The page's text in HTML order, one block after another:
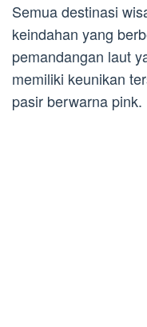
Semua destinasi
keindahan yang
pemandangan laut
memiliki keunikan
pasir berwarna pink.